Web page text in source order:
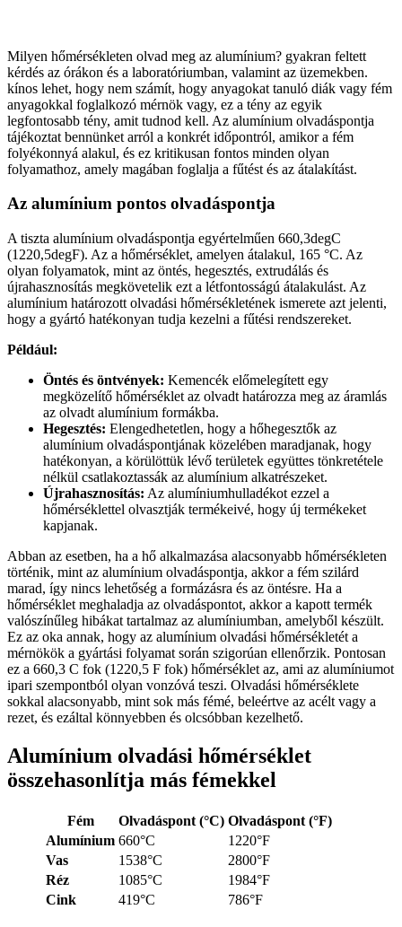
Milyen hőmérsékleten olvad meg az alumínium? gyakran feltett
kérdés az órákon és a laboratóriumban, valamint az üzemekben.
kínos lehet, hogy nem számít, hogy anyagokat tanuló diák vagy fém
anyagokkal foglalkozó mérnök vagy, ez a tény az egyik
legfontosabb tény, amit tudnod kell. Az alumínium olvadáspontja
tájékoztat bennünket arról a konkrét időpontról, amikor a fém
folyékonnyá alakul, és ez kritikusan fontos minden olyan
folyamathoz, amely magában foglalja a fűtést és az átalakítást.
Az alumínium pontos olvadáspontja
A tiszta alumínium olvadáspontja egyértelműen 660,3degC
(1220,5degF). Az a hőmérséklet, amelyen átalakul, 165 °C. Az
olyan folyamatok, mint az öntés, hegesztés, extrudálás és
újrahasznosítás megkövetelik ezt a létfontosságú átalakulást. Az
alumínium határozott olvadási hőmérsékletének ismerete azt jelenti,
hogy a gyártó hatékonyan tudja kezelni a fűtési rendszereket.
Például:
Öntés és öntvények: Kemencék előmelegített egy
megközelítő hőmérséklet az olvadt határozza meg az áramlás
az olvadt alumínium formákba.
Hegesztés: Elengedhetetlen, hogy a hőhegesztők az
alumínium olvadáspontjának közelében maradjanak, hogy
hatékonyan, a körülöttük lévő területek együttes tönkretétele
nélkül csatlakoztassák az alumínium alkatrészeket.
Újrahasznosítás: Az alumíniumhulladékot ezzel a
hőmérséklettel olvasztják termékeivé, hogy új termékeket
kapjanak.
Abban az esetben, ha a hő alkalmazása alacsonyabb hőmérsékleten
történik, mint az alumínium olvadáspontja, akkor a fém szilárd
marad, így nincs lehetőség a formázásra és az öntésre. Ha a
hőmérséklet meghaladja az olvadáspontot, akkor a kapott termék
valószínűleg hibákat tartalmaz az alumíniumban, amelyből készült.
Ez az oka annak, hogy az alumínium olvadási hőmérsékletét a
mérnökök a gyártási folyamat során szigorúan ellenőrzik. Pontosan
ez a 660,3 C fok (1220,5 F fok) hőmérséklet az, ami az alumíniumot
ipari szempontból olyan vonzóvá teszi. Olvadási hőmérséklete
sokkal alacsonyabb, mint sok más fémé, beleértve az acélt vagy a
rezet, és ezáltal könnyebben és olcsóbban kezelhető.
Alumínium olvadási hőmérséklet
összehasonlítja más fémekkel
Fém Olvadáspont (°C) Olvadáspont (°F)
Alumínium 660°C
1220°F
Vas
1538°C
2800°F
Réz
1085°C
1984°F
Cink
419°C 786°F